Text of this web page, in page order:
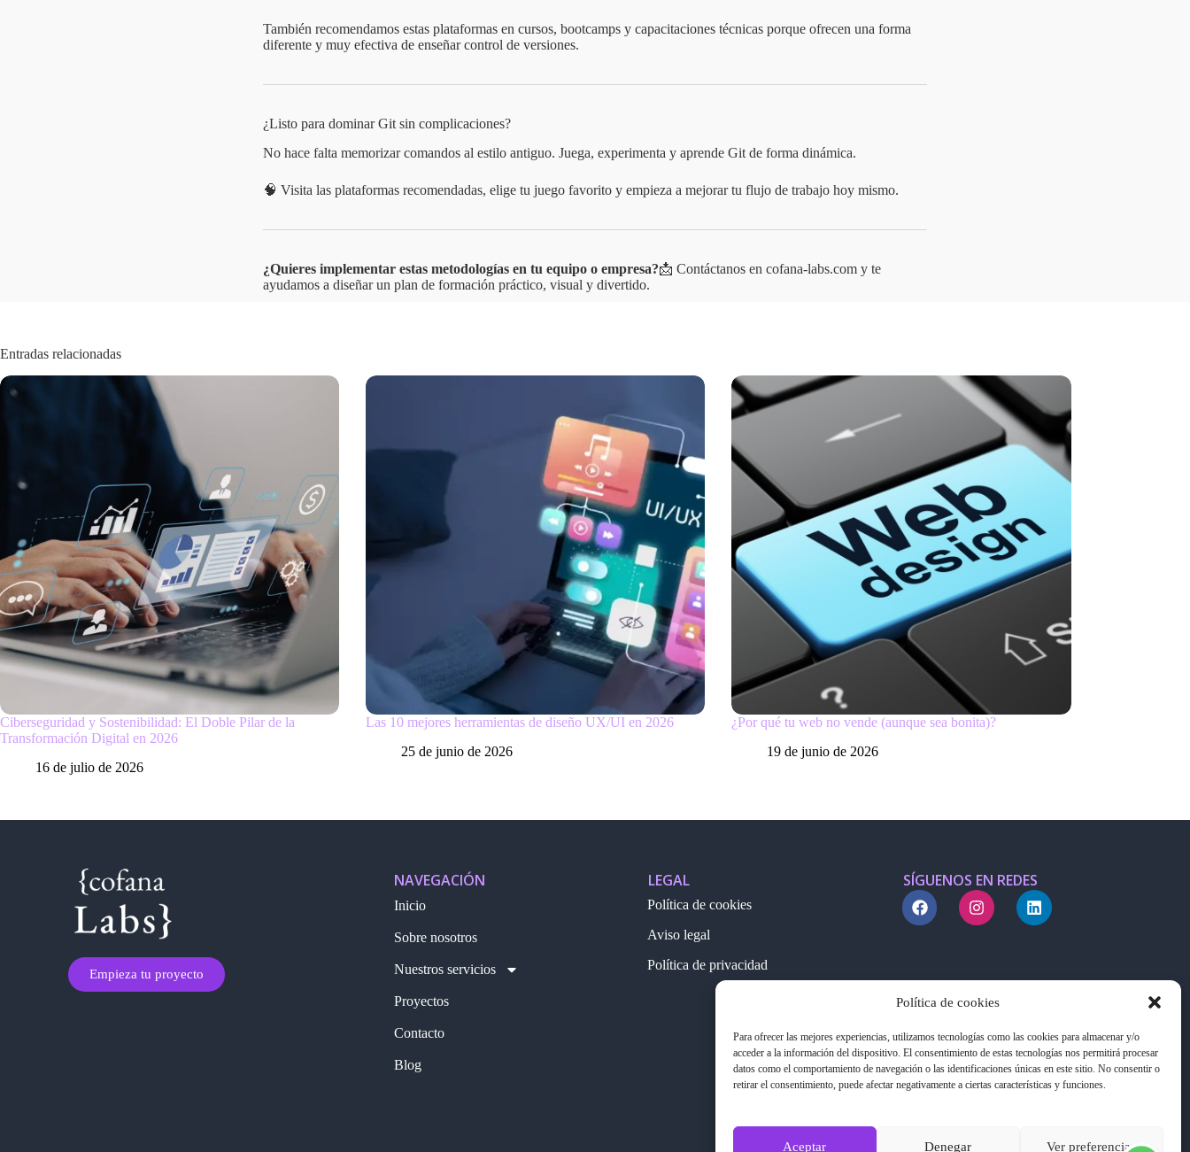
Política de cookies
Para ofrecer las mejores experiencias, utilizamos tecnologías como las cookies para almacenar y/o
acceder a la información del dispositivo. El consentimiento de estas tecnologías nos permitirá procesar
datos como el comportamiento de navegación o las identificaciones únicas en este sitio. No consentir o
retirar el consentimiento, puede afectar negativamente a ciertas características y funciones.
Aceptar Denegar Ver preferencias
También recomendamos estas plataformas en cursos, bootcamps y capacitaciones técnicas porque ofrecen una forma
diferente y muy efectiva de enseñar control de versiones.
¿Listo para dominar Git sin complicaciones?
No hace falta memorizar comandos al estilo antiguo. Juega, experimenta y aprende Git de forma dinámica.
🧠 Visita las plataformas recomendadas, elige tu juego favorito y empieza a mejorar tu flujo de trabajo hoy mismo.
¿Quieres implementar estas metodologías en tu equipo o empresa?📩 Contáctanos en cofana-labs.com y te
ayudamos a diseñar un plan de formación práctico, visual y divertido.
Entradas relacionadas
Ciberseguridad y Sostenibilidad: El Doble Pilar de la
Transformación Digital en 2026
16 de julio de 2026
Las 10 mejores herramientas de diseño UX/UI en 2026
25 de junio de 2026
¿Por qué tu web no vende (aunque sea bonita)?
19 de junio de 2026
Empieza tu proyecto
NAVEGACIÓN
Inicio
Sobre nosotros
Nuestros servicios
Proyectos
Contacto
Blog
LEGAL
Política de cookies
Aviso legal
Política de privacidad
SÍGUENOS EN REDES